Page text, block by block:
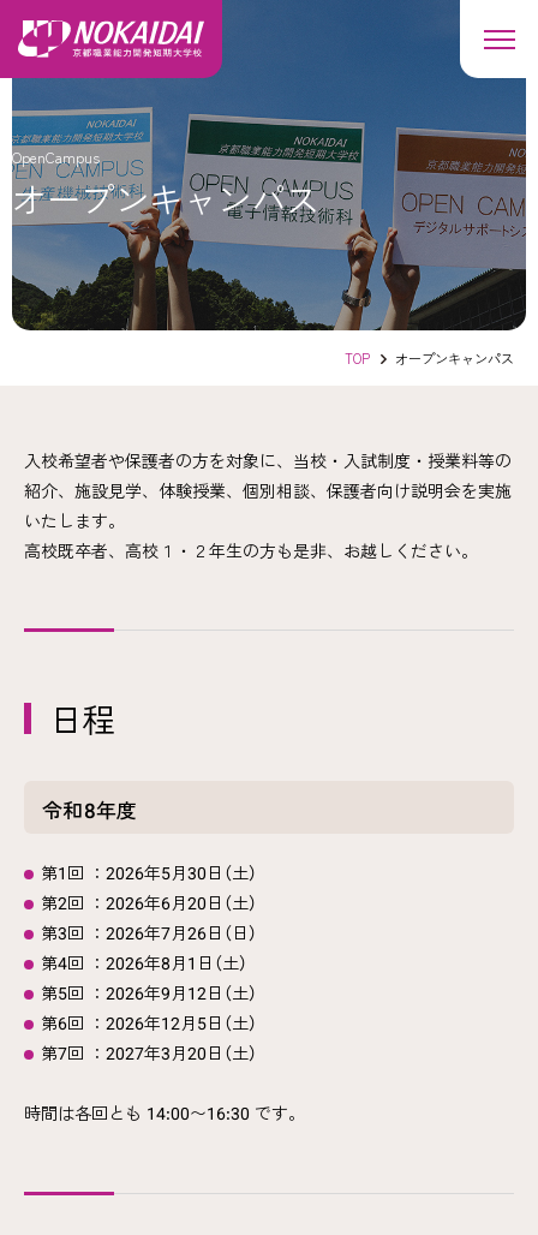
OpenCampus
オープンキャンパス
TOP オープンキャンパス
入校希望者や保護者の方を対象に、当校・入試制度・授業料等の
紹介、施設見学、体験授業、個別相談、保護者向け説明会を実施
いたします。
高校既卒者、高校１・２年生の方も是非、お越しください。
日程
令和8年度
第1回 ：2026年5月30日（土）
第2回 ：2026年6月20日（土）
第3回 ：2026年7月26日（日）
第4回 ：2026年8月1日（土）
第5回 ：2026年9月12日（土）
第6回 ：2026年12月5日（土）
第7回 ：2027年3月20日（土）
時間は各回とも 14:00〜16:30 です。